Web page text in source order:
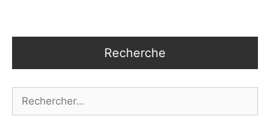
Recherche